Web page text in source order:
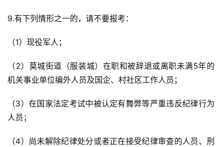
9.有下列情形之一的，请不要报考：
（1）现役军人；
（2）莫城街道（服装城）在职和被辞退或离职未满5年的
机关事业单位编外人员及国企、村社区工作人员；
（3）在国家法定考试中被认定有舞弊等严重违反纪律行为
人员；
（4）尚未解除纪律处分或者正在接受纪律审查的人员、刑